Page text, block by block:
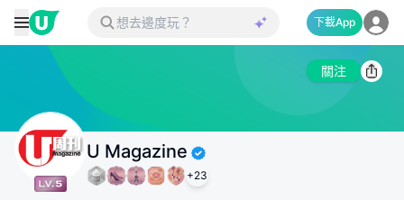
下載App
關注
U Magazine
+23